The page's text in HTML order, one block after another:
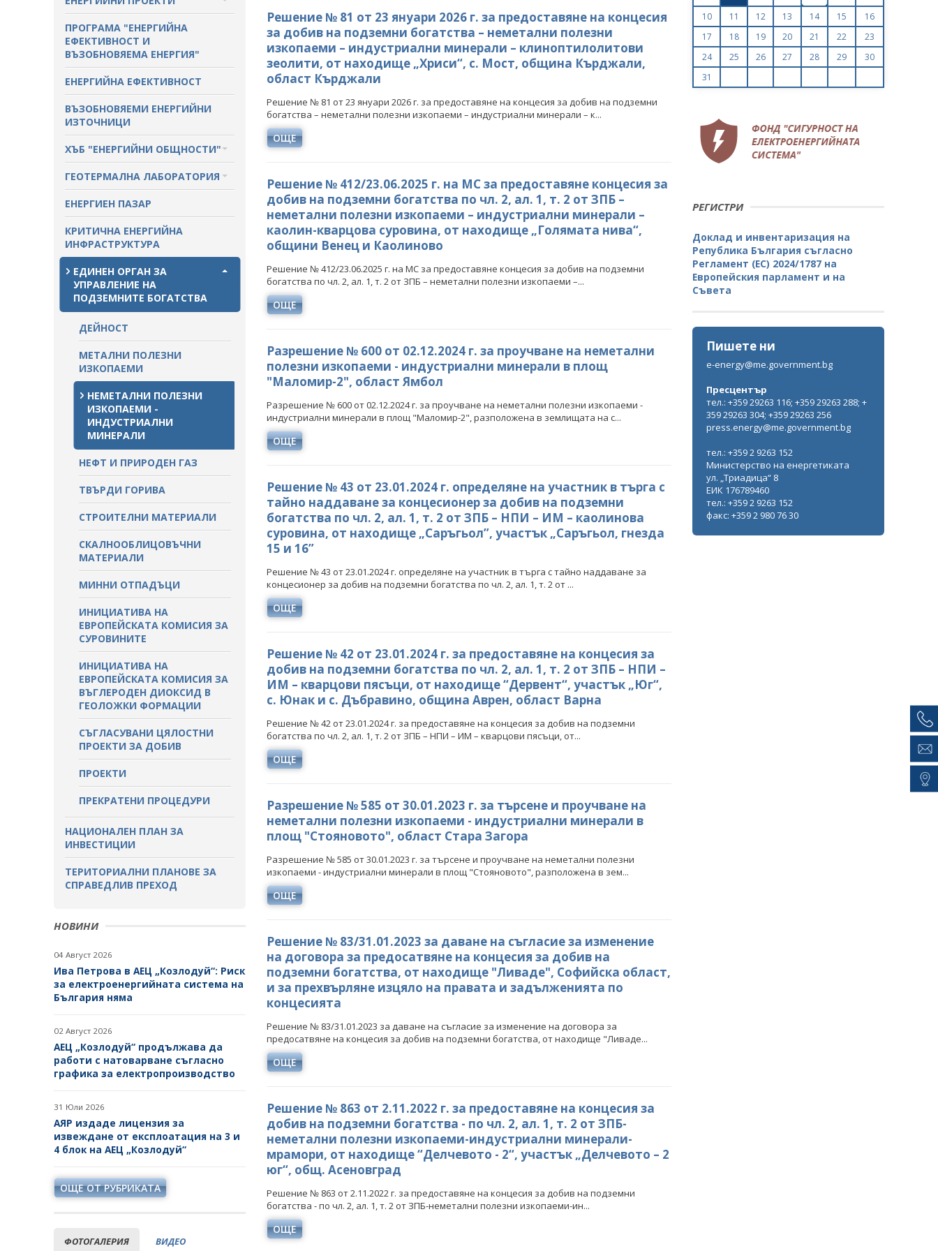
ПРОТОКОЛИ И ДРУГИ
МАТЕРИАЛИ ОТ ЗАСЕДАНИЯТА
НА СЪВЕТА
РАЗСЕКРЕТЕНИ ДОГОВОРИ В
ЕНЕРГЕТИКАТА
ПРЯКО ИЗЛЪЧВАНЕ НА
ЗАСЕДАНИЯТА НА
ОБЩЕСТВЕНИЯ СЪВЕТ ПО
ЕНЕРГЕТИКА
МЕЖДУНАРОДЕН ФОНД
"КОЗЛОДУЙ"
ПРОЕКТИ ОТ ОБЩ ИНТЕРЕС
ДРУГИ ЗНАЧИМИ ПРОЕКТИ
ПРОГРАМА "ЕНЕРГИЙНА
ЕФЕКТИВНОСТ И
ВЪЗОБНОВЯЕМА ЕНЕРГИЯ"
ЕНЕРГИЙНА ЕФЕКТИВНОСТ
ВЪЗОБНОВЯЕМИ ЕНЕРГИЙНИ
ИЗТОЧНИЦИ
ХЪБ "ЕНЕРГИЙНИ ОБЩНОСТИ"
ХЪБ "ЕНЕРГИЙНИ ОБЩНОСТИ"
ГЕОТЕРМАЛНА ЛАБОРАТОРИЯ
ГЕОТЕРМАЛНА ЛАБОРАТОРИЯ
ЕНЕРГИЕН ПАЗАР
КРИТИЧНА ЕНЕРГИЙНА
ИНФРАСТРУКТУРА
ЕДИНЕН ОРГАН ЗА
УПРАВЛЕНИЕ НА
ПОДЗЕМНИТЕ БОГАТСТВА
ДЕЙНОСТ
МЕТАЛНИ ПОЛЕЗНИ
ИЗКОПАЕМИ
НЕМЕТАЛНИ ПОЛЕЗНИ
ИЗКОПАЕМИ -
ИНДУСТРИАЛНИ
МИНЕРАЛИ
НЕФТ И ПРИРОДЕН ГАЗ
ТВЪРДИ ГОРИВА
СТРОИТЕЛНИ МАТЕРИАЛИ
СКАЛНООБЛИЦОВЪЧНИ
МАТЕРИАЛИ
МИННИ ОТПАДЪЦИ
ИНИЦИАТИВА НА
ЕВРОПЕЙСКАТА КОМИСИЯ ЗА
СУРОВИНИТЕ
ИНИЦИАТИВА НА
ЕВРОПЕЙСКАТА КОМИСИЯ ЗА
ВЪГЛЕРОДЕН ДИОКСИД В
ГЕОЛОЖКИ ФОРМАЦИИ
СЪГЛАСУВАНИ ЦЯЛОСТНИ
ПРОЕКТИ ЗА ДОБИВ
ПРОЕКТИ
ПРЕКРАТЕНИ ПРОЦЕДУРИ
НАЦИОНАЛЕН ПЛАН ЗА
ИНВЕСТИЦИИ
ТЕРИТОРИАЛНИ ПЛАНОВЕ ЗА
СПРАВЕДЛИВ ПРЕХОД
НОВИНИ
04 Август 2026
Ива Петрова в АЕЦ „Козлодуй“: Риск
за електроенергийната система на
България няма
02 Август 2026
АЕЦ „Козлодуй“ продължава да
работи с натоварване съгласно
графика за електропроизводство
31 Юли 2026
АЯР издаде лицензия за
извеждане от експлоатация на 3 и
4 блок на АЕЦ „Козлодуй“
ОЩЕ ОТ РУБРИКАТА
ФОТОГАЛЕРИЯ ВИДЕО
Решение № 81 от 23 януари 2026 г. за предоставяне на концесия
за добив на подземни богатства – неметални полезни
изкопаеми – индустриални минерали – клиноптилолитови
зеолити, от находище „Хриси“, с. Мост, община Кърджали,
област Кърджали
Решение № 81 от 23 януари 2026 г. за предоставяне на концесия за добив на подземни
богатства – неметални полезни изкопаеми – индустриални минерали – к...
ОЩЕ
Решение № 412/23.06.2025 г. на МС за предоставяне концесия за
добив на подземни богатства по чл. 2, ал. 1, т. 2 от ЗПБ –
неметални полезни изкопаеми – индустриални минерали –
каолин-кварцова суровина, от находище „Голямата нива“,
общини Венец и Каолиново
Решение № 412/23.06.2025 г. на МС за предоставяне концесия за добив на подземни
богатства по чл. 2, ал. 1, т. 2 от ЗПБ – неметални полезни изкопаеми –...
ОЩЕ
Разрешение № 600 от 02.12.2024 г. за проучване на неметални
полезни изкопаеми - индустриални минерали в площ
"Маломир-2", област Ямбол
Разрешение № 600 от 02.12.2024 г. за проучване на неметални полезни изкопаеми -
индустриални минерали в площ "Маломир-2", разположена в землищата на с...
ОЩЕ
Решение № 43 oт 23.01.2024 г. определяне на участник в търга с
тайно наддаване за концесионер за добив на подземни
богатства по чл. 2, ал. 1, т. 2 от ЗПБ – НПИ – ИМ – каолинова
суровина, от находище „Саръгьол”, участък „Саръгьол, гнезда
15 и 16”
Решение № 43 oт 23.01.2024 г. определяне на участник в търга с тайно наддаване за
концесионер за добив на подземни богатства по чл. 2, ал. 1, т. 2 от ...
ОЩЕ
Решение № 42 oт 23.01.2024 г. за предоставяне на концесия за
добив на подземни богатства по чл. 2, ал. 1, т. 2 от ЗПБ – НПИ –
ИМ – кварцови пясъци, от находище “Дервент“, участък „Юг“,
с. Юнак и с. Дъбравино, община Аврен, област Варна
Решение № 42 oт 23.01.2024 г. за предоставяне на концесия за добив на подземни
богатства по чл. 2, ал. 1, т. 2 от ЗПБ – НПИ – ИМ – кварцови пясъци, от...
ОЩЕ
Разрешение № 585 от 30.01.2023 г. за търсене и проучване на
неметални полезни изкопаеми - индустриални минерали в
площ "Стояновото", област Стара Загора
Разрешение № 585 от 30.01.2023 г. за търсене и проучване на неметални полезни
изкопаеми - индустриални минерали в площ "Стояновото", разположена в зем...
ОЩЕ
Решение № 83/31.01.2023 за даване на съгласие за изменение
на договора за предосатвяне на концесия за добив на
подземни богатства, от находище "Ливаде", Софийска област,
и за прехвърляне изцяло на правата и задълженията по
концесията
Решение № 83/31.01.2023 за даване на съгласие за изменение на договора за
предосатвяне на концесия за добив на подземни богатства, от находище "Ливаде...
ОЩЕ
Решение № 863 от 2.11.2022 г. за предоставяне на концесия за
добив на подземни богатства - по чл. 2, ал. 1, т. 2 от ЗПБ-
неметални полезни изкопаеми-индустриални минерали-
мрамори, от находище “Делчевото - 2“, участък „Делчевото – 2
юг“, общ. Асеновград
Решение № 863 от 2.11.2022 г. за предоставяне на концесия за добив на подземни
богатства - по чл. 2, ал. 1, т. 2 от ЗПБ-неметални полезни изкопаеми-ин...
ОЩЕ
10
11 12 13 14 15
16
17
18 19 20 21 22
23
24
25 26 27 28 29
30
31
РЕГИСТРИ
Доклад и инвентаризация на
Република България съгласно
Регламент (ЕС) 2024/1787 на
Европейския парламент и на
Съвета
Пишете ни
e-energy@me.government.bg
Пресцентър
тел.: +359 29263 116; +359 29263 288; +
359 29263 304; +359 29263 256
press.energy@me.government.bg
тел.: +359 2 9263 152
Министерство на енергетиката
ул. „Триадица“ 8
ЕИК 176789460
тел.: +359 2 9263 152
факс: +359 2 980 76 30